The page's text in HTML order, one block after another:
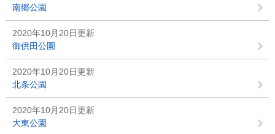
南郷公園
2020年10月20日更新
御供田公園
2020年10月20日更新
北条公園
2020年10月20日更新
大東公園